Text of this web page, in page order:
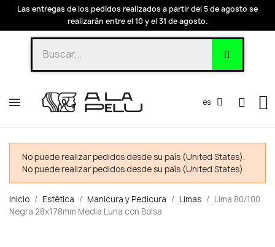
Las entregas de los pedidos realizados a partir del 5 de agosto se
realizarán entre el 10 y el 31 de agosto.
es
No puede realizar pedidos desde su país (United States).
No puede realizar pedidos desde su país (United States).
Inicio Estética Manicura y Pedicura Limas
Lima 80/100
Negra 28x178mm Media Luna con Bolsa